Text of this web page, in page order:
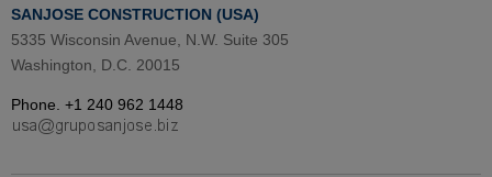
SANJOSE CONSTRUCTION (USA)
5335 Wisconsin Avenue, N.W. Suite 305
Washington, D.C. 20015
Phone. +1 240 962 1448